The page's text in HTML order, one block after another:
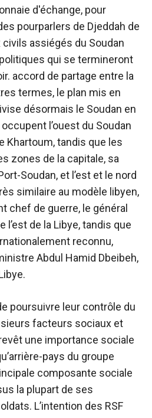
d'échange, pour
pourparlers de Djeddah de
civils assiégés du Soudan
qui se termineront
accord de partage entre la
termes, le plan mis en
désormais le Soudan en
l’ouest du Soudan
Khartoum, tandis que les
zones de la capitale, sa
Soudan, et l’est et le nord
similaire au modèle libyen,
chef de guerre, le général
l’est de la Libye, tandis que
reconnu,
Abdul Hamid Dbeibeh,
poursuivre leur contrôle du
facteurs sociaux et
une importance sociale
pays du groupe
composante sociale
la plupart de ses
L’intention des RSF